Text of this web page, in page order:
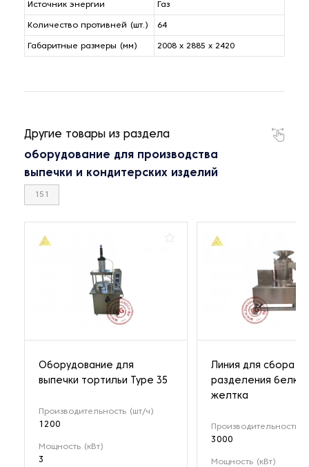
Источник энергии Газ
Количество противней (шт.) 64
Габаритные размеры (мм) 2008 x 2885 x 2420
Другие товары из раздела
оборудование для производства
выпечки и кондитерских изделий
151
Оборудование для
выпечки тортильи Type 35
Производительность (шт/ч)
1200
Мощность (кВт)
3
Линия для сбора и
разделения белка
желтка
Производительность
3000
Мощность (кВт)